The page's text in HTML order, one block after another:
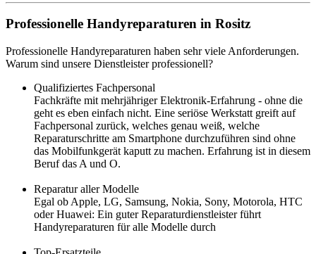
Professionelle Handyreparaturen in Rositz
Professionelle Handyreparaturen haben sehr viele Anforderungen.
Warum sind unsere Dienstleister professionell?
Qualifiziertes Fachpersonal
Fachkräfte mit mehrjähriger Elektronik-Erfahrung - ohne die
geht es eben einfach nicht. Eine seriöse Werkstatt greift auf
Fachpersonal zurück, welches genau weiß, welche
Reparaturschritte am Smartphone durchzuführen sind ohne
das Mobilfunkgerät kaputt zu machen. Erfahrung ist in diesem
Beruf das A und O.
Reparatur aller Modelle
Egal ob Apple, LG, Samsung, Nokia, Sony, Motorola, HTC
oder Huawei: Ein guter Reparaturdienstleister führt
Handyreparaturen für alle Modelle durch